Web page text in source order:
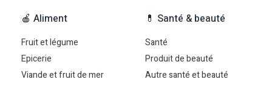
🍎 Aliment
Fruit et légume
Epicerie
Viande et fruit de mer
💊 Santé & beauté
Santé
Produit de beauté
Autre santé et beauté